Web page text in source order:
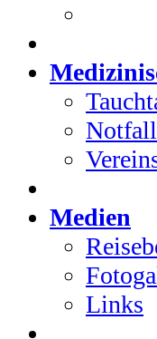
Medien
Links